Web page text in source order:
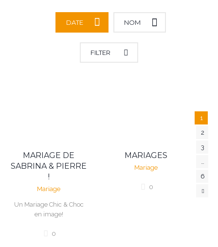
NOM
DATE
FILTERALL CATEGORIES
MARIAGE DE
SABRINA & PIERRE
!
Mariage
Un Mariage Chic & Choc
en image!
0
MARIAGES
Mariage
0
1
2
3
…
6